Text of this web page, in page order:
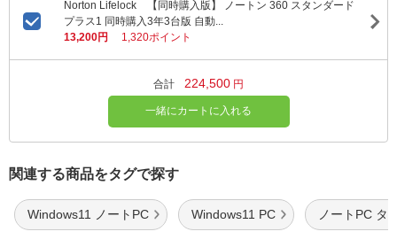
Norton Lifelock 【同時購入版】 ノートン 360 スタンダード
プラス1 同時購入3年3台版 自動...
13,200円
1,320ポイント
合計 224,500 円
一緒にカートに入れる
関連する商品をタグで探す
Windows11 ノートPC Windows11 PC ノートPC タ